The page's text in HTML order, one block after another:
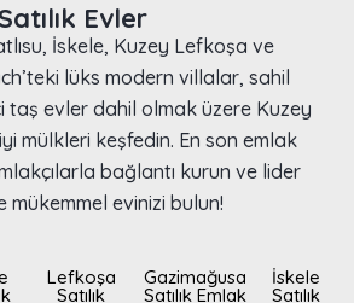
Evler
İskele, Kuzey Lefkoşa ve
lüks modern villalar, sahil
taş evler dahil olmak üzere Kuzey
iyi mülkleri keşfedin. En son emlak
bağlantı kurun ve lider
mükemmel evinizi bulun!
Lefkoşa
Satılık
Gazimağusa
Satılık Emlak
İskele
Satılık